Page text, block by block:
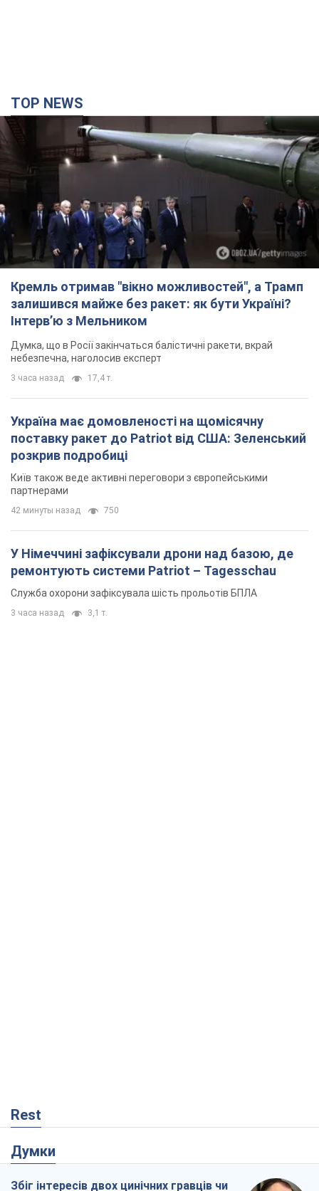
TOP NEWS
Кремль отримав "вікно можливостей", а Трамп
залишився майже без ракет: як бути Україні?
Інтерв’ю з Мельником
Думка, що в Росії закінчаться балістичні ракети, вкрай
небезпечна, наголосив експерт
3 часа назад 17,4 т.
Україна має домовленості на щомісячну
поставку ракет до Patriot від США: Зеленський
розкрив подробиці
Київ також веде активні переговори з європейськими
партнерами
42 минуты назад 750
У Німеччині зафіксували дрони над базою, де
ремонтують системи Patriot – Tagesschau
Служба охорони зафіксувала шість прольотів БПЛА
3 часа назад 3,1 т.
Rest
Думки
Збіг інтересів двох цинічних гравців чи